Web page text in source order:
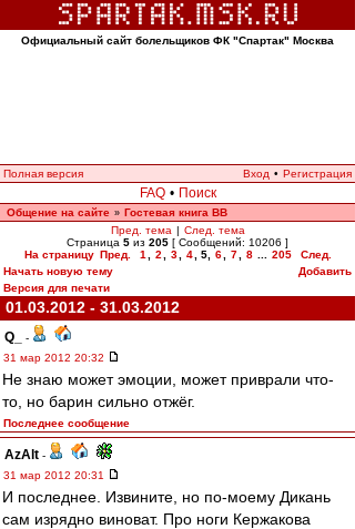
Официальный сайт болельщиков ФК "Спартак" Москва
Полная версия Вход • Регистрация
FAQ • Поиск
Общение на сайте » Гостевая книга ВВ
Пред. тема | След. тема
Страница 5 из 205 [ Сообщений: 10206 ]
На страницу Пред. 1 2 3 4 5, 6 7 8 205
След.
Начать новую тему
Добавить
Версия для печати
01.03.2012 - 31.03.2012
Q_
-
31 мар 2012 20:32
Не знаю может эмоции, может приврали что-
то, но барин сильно отжёг.
Последнее сообщение
AzAlt -
31 мар 2012 20:31
И последнее. Извините, но по-моему Дикань
сам изрядно виноват. Про ноги Кержакова